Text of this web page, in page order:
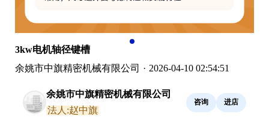
3kw电机轴径键槽
余姚市中旗精密机械有限公司 · 2026-04-10 02:54:51
余姚市中旗精密机械有限公司
法人:赵中旗
咨询 进店